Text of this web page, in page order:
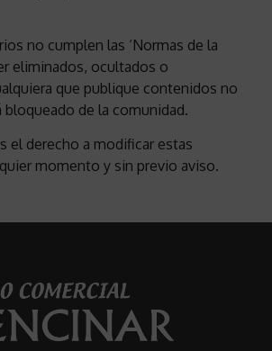
no cumplen las ‘Normas de la
eliminados, ocultados o
que publique contenidos no
de la comunidad.
el derecho a modificar estas
momento y sin previo aviso.